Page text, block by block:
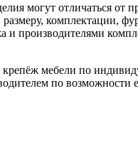
могут отличаться от
размеру, комплектации,
и производителями
мебели по
по возможности